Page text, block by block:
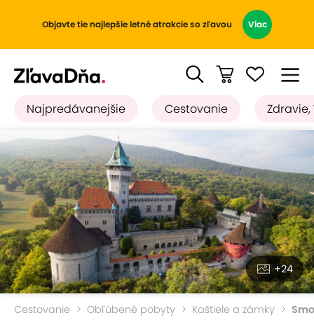
Objavte tie najlepšie letné atrakcie so zľavou Viac
Najpredávanejšie Cestovanie Zdravie,
+24
Cestovanie Obľúbené pobyty Kaštiele a zámky